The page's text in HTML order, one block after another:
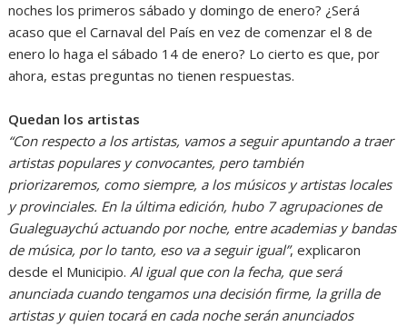
noches los primeros sábado y domingo de enero? ¿Será
acaso que el Carnaval del País en vez de comenzar el 8 de
enero lo haga el sábado 14 de enero? Lo cierto es que, por
ahora, estas preguntas no tienen respuestas.
Quedan los artistas
“Con respecto a los artistas, vamos a seguir apuntando a traer
artistas populares y convocantes, pero también
priorizaremos, como siempre, a los músicos y artistas locales
y provinciales. En la última edición, hubo 7 agrupaciones de
Gualeguaychú actuando por noche, entre academias y bandas
de música, por lo tanto, eso va a seguir igual”, explicaron
desde el Municipio.Al igual que con la fecha, que será
anunciada cuando tengamos una decisión firme, la grilla de
artistas y quien tocará en cada noche serán anunciados